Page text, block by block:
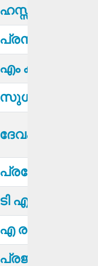
ഹസ്സൻ എം വി
പ്രസാദ് പി
എം കലാവതി
സുധീർ ഐ
ദേവകി ബി
പ്രമോദ്. എം
ടി എൻ രമ
എ രാഗേഷ്
പ്രജിത